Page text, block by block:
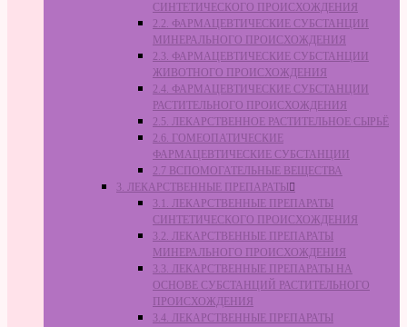
СИНТЕТИЧЕСКОГО ПРОИСХОЖДЕНИЯ
2.2. ФАРМАЦЕВТИЧЕСКИЕ СУБСТАНЦИИ
МИНЕРАЛЬНОГО ПРОИСХОЖДЕНИЯ
2.3. ФАРМАЦЕВТИЧЕСКИЕ СУБСТАНЦИИ
ЖИВОТНОГО ПРОИСХОЖДЕНИЯ
2.4. ФАРМАЦЕВТИЧЕСКИЕ СУБСТАНЦИИ
РАСТИТЕЛЬНОГО ПРОИСХОЖДЕНИЯ
2.5. ЛЕКАРСТВЕННОЕ РАСТИТЕЛЬНОЕ СЫРЬЁ
2.6. ГОМЕОПАТИЧЕСКИЕ
ФАРМАЦЕВТИЧЕСКИЕ СУБСТАНЦИИ
2.7 ВСПОМОГАТЕЛЬНЫЕ ВЕЩЕСТВА
3. ЛЕКАРСТВЕННЫЕ ПРЕПАРАТЫ
3.1. ЛЕКАРСТВЕННЫЕ ПРЕПАРАТЫ
СИНТЕТИЧЕСКОГО ПРОИСХОЖДЕНИЯ
3.2. ЛЕКАРСТВЕННЫЕ ПРЕПАРАТЫ
МИНЕРАЛЬНОГО ПРОИСХОЖДЕНИЯ
3.3. ЛЕКАРСТВЕННЫЕ ПРЕПАРАТЫ НА
ОСНОВЕ СУБСТАНЦИЙ РАСТИТЕЛЬНОГО
ПРОИСХОЖДЕНИЯ
3.4. ЛЕКАРСТВЕННЫЕ ПРЕПАРАТЫ